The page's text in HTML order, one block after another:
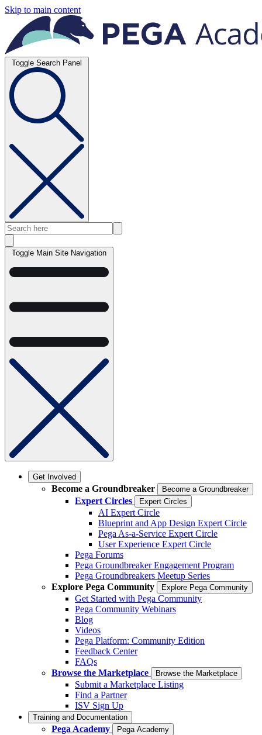
Skip to main content
Toggle Search Panel
Toggle Main Site Navigation
Get Involved
Become a Groundbreaker Become a Groundbreaker
Expert Circles Expert Circles
AI Expert Circle
Blueprint and App Design Expert Circle
Pega As-a-Service Expert Circle
User Experience Expert Circle
Pega Forums
Pega Groundbreaker Engagement Program
Pega Groundbreakers Meetup Series
Explore Pega Community
Explore Pega Community
Get Started with Pega Community
Pega Community Webinars
Blog
Videos
Pega Platform: Community Edition
Feedback Center
FAQs
Browse the Marketplace
Browse the Marketplace
Submit a Marketplace Listing
Find a Partner
ISV Sign Up
Training and Documentation
Pega Academy Pega Academy